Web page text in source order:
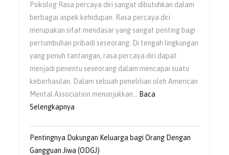
Psikolog Rasa percaya diri sangat dibutuhkan dalam
berbagai aspek kehidupan. Rasa percaya diri
merupakan sifat mendasar yang sangat penting bagi
pertumbuhan pribadi seseorang. Di tengah lingkungan
yang penuh tantangan, rasa percaya diri dapat
menjadi penentu seseorang dalam mencapai suatu
keberhasilan. Dalam sebuah penelitian oleh American
Mental Association menunjukkan…
Baca
Selengkapnya
Pentingnya Dukungan Keluarga bagi Orang Dengan
Gangguan Jiwa (ODGJ)